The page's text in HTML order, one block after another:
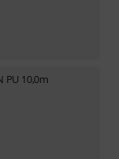
PU 10,0m